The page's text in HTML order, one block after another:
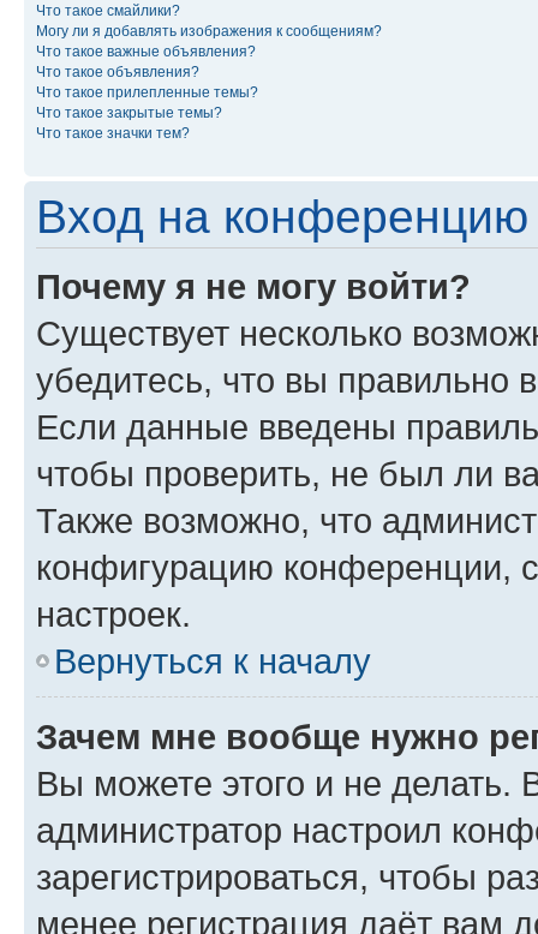
Что такое смайлики?
Могу ли я добавлять изображения к сообщениям?
Что такое важные объявления?
Что такое объявления?
Что такое прилепленные темы?
Что такое закрытые темы?
Что такое значки тем?
Вход на конференцию
Почему я не могу войти?
Существует несколько
убедитесь, что вы правильно
Если данные введены
чтобы проверить, не был ли
Также возможно, что
конфигурацию конференции,
настроек.
Вернуться к началу
Зачем мне вообще нужно
Вы можете этого и не делать.
администратор настроил
зарегистрироваться, чтобы
менее регистрация даёт вам